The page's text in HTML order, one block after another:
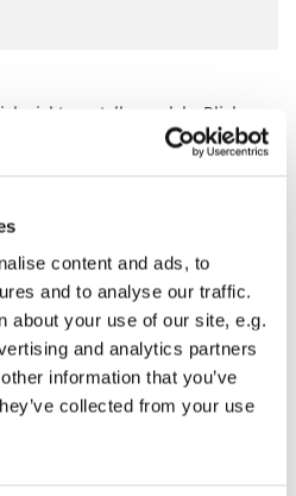
content and ads, to
and to analyse our traffic.
about your use of our site, e.g.
and analytics partners
information that you’ve
collected from your use
nicht vorstellen, welche Blicke
des Ulmer Münsters eröffnet. Zu
und mittelalterlichen
angekommen, eröffnet sich den
Rundblick auf die Stadt Ulm
sind sogar die Alpen zu